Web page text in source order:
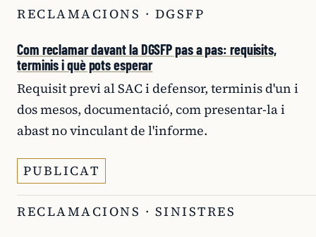
RECLAMACIONS · DGSFP
Com reclamar davant la DGSFP pas a pas: requisits,
terminis i què pots esperar
Requisit previ al SAC i defensor, terminis d'un i
dos mesos, documentació, com presentar-la i
abast no vinculant de l'informe.
PUBLICAT
RECLAMACIONS · SINISTRES